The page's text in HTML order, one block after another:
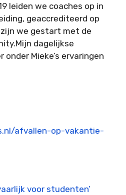
leiden we coaches op in
geaccrediteerd op
zijn we gestart met de
dagelijkse
onder Mieke’s ervaringen
afvallen-op-vakantie-
voor studenten’